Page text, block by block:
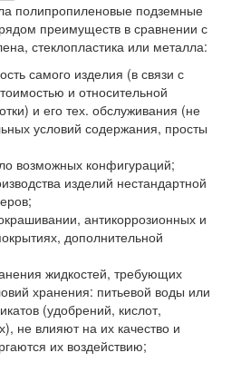
полипропиленовые подземные
преимуществ в сравнении с
стеклопластика или металла:
самого изделия (в связи с
и относительной
и его тех. обслуживания (не
условий содержания, просты
возможных конфигураций;
изделий нестандартной
антикоррозионных и
дополнительной
жидкостей, требующих
хранения: питьевой воды или
(удобрений, кислот,
не влияют на их качество и
их воздействию;